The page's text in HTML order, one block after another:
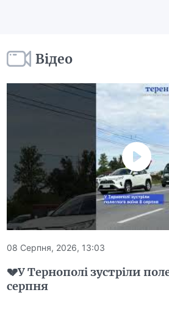
Відео
08 Серпня, 2026, 13:03
💔У Тернополі зустріли
серпня